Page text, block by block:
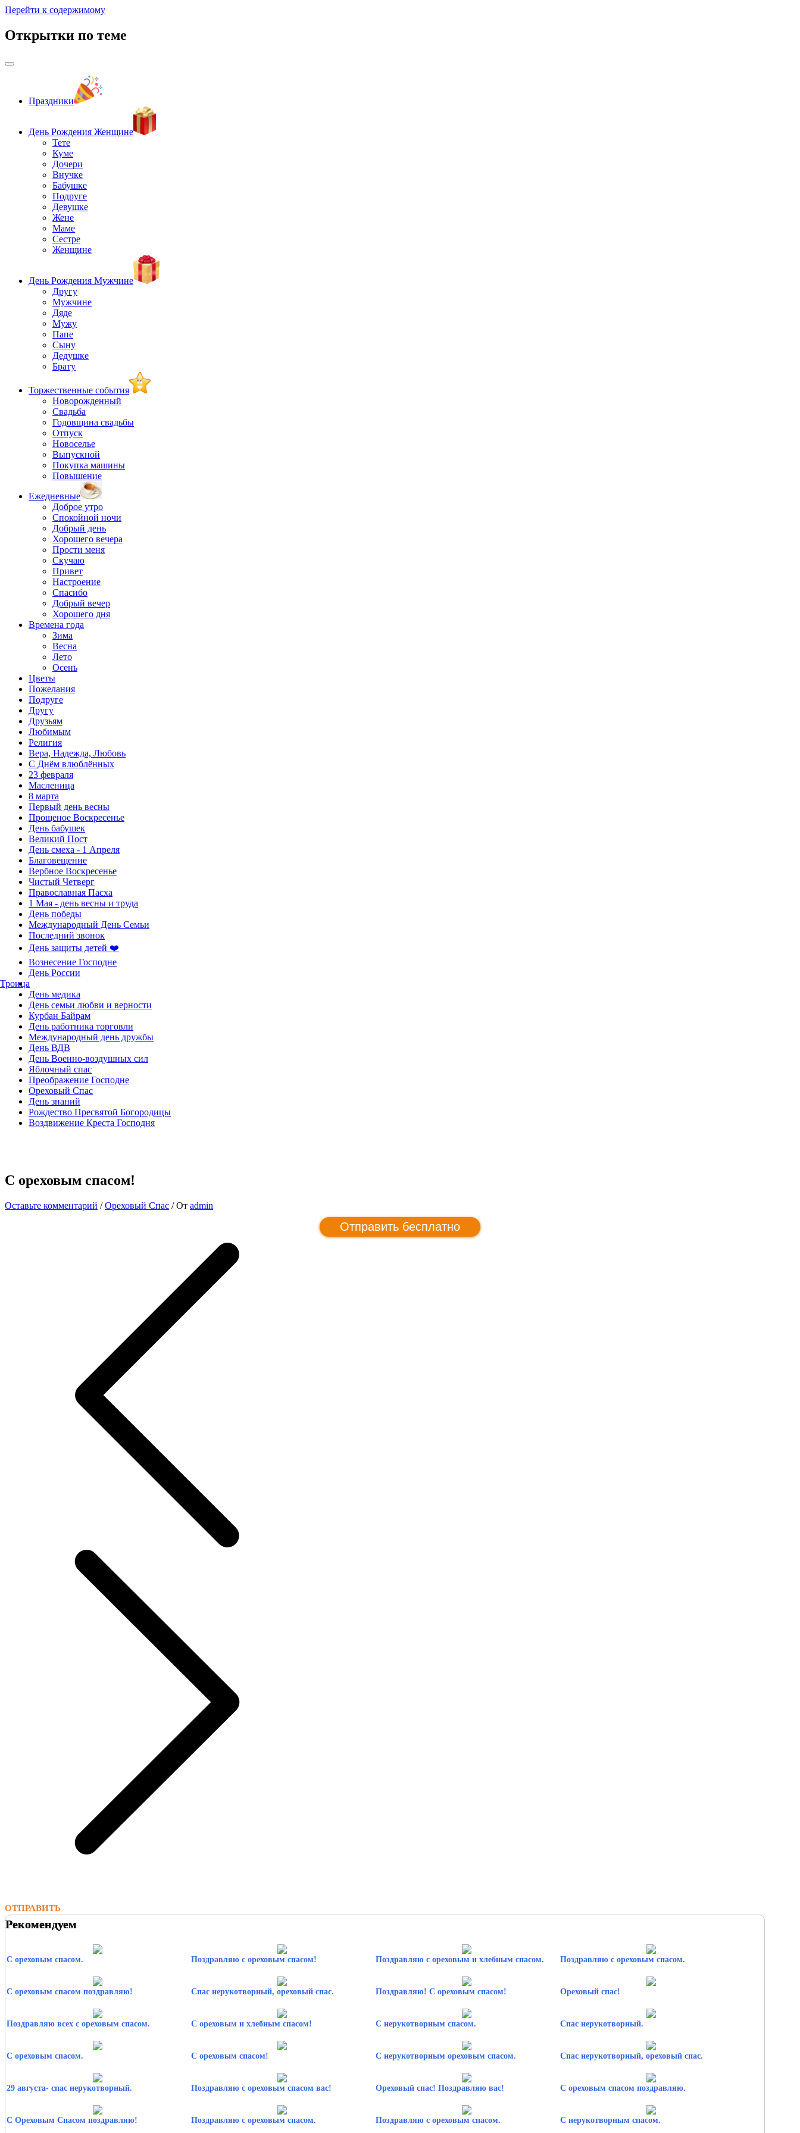
Перейти к содержимому
Открытки по теме
Праздники
День Рождения Женщине
Тете
Куме
Дочери
Внучке
Бабушке
Подруге
Девушке
Жене
Маме
Сестре
Женщине
День Рождения Мужчине
Другу
Мужчине
Дяде
Мужу
Папе
Сыну
Дедушке
Брату
Торжественные события
Новорожденный
Свадьба
Годовщина свадьбы
Отпуск
Новоселье
Выпускной
Покупка машины
Повышение
Ежедневные
Доброе утро
Спокойной ночи
Добрый день
Хорошего вечера
Прости меня
Скучаю
Привет
Настроение
Спасибо
Добрый вечер
Хорошего дня
Времена года
Зима
Весна
Лето
Осень
Цветы
Пожелания
Подруге
Другу
Друзьям
Любимым
Религия
Вера, Надежда, Любовь
С Днём влюблённых
23 февраля
Масленица
8 марта
Первый день весны
Прощеное Воскресенье
День бабушек
Великий Пост
День смеха - 1 Апреля
Благовещение
Вербное Воскресенье
Чистый Четверг
Православная Пасха
1 Мая - день весны и труда
День победы
Международный День Семьи
Последний звонок
День защиты детей ❤️
Вознесение Господне
День России
Троица
День медика
День семьи любви и верности
Курбан Байрам
День работника торговли
Международный день дружбы
День ВДВ
День Военно-воздушных сил
Яблочный спас
Преображение Господне
Ореховый Спас
День знаний
Рождество Пресвятой Богородицы
Воздвижение Креста Господня
С ореховым спасом!
Оставьте комментарий /Ореховый Спас / От admin
Отправить бесплатно
ОТПРАВИТЬ
Рекомендуем
С ореховым спасом. Поздравляю с ореховым спасом! Поздравляю с ореховым и хлебным спасом. Поздравляю с ореховым спасом.
С ореховым спасом поздравляю! Спас нерукотворный, ореховый спас. Поздравляю! С ореховым спасом! Ореховый спас!
Поздравляю всех с ореховым спасом. С ореховым и хлебным спасом! С нерукотворным спасом. Спас нерукотворный.
С ореховым спасом. С ореховым спасом! С нерукотворным ореховым спасом. Спас нерукотворный, ореховый спас.
29 августа- спас нерукотворный. Поздравляю с ореховым спасом вас! Ореховый спас! Поздравляю вас! С ореховым спасом поздравляю.
С Ореховым Спасом поздравляю! Поздравляю с ореховым спасом. Поздравляю с ореховым спасом. С нерукотворным спасом.